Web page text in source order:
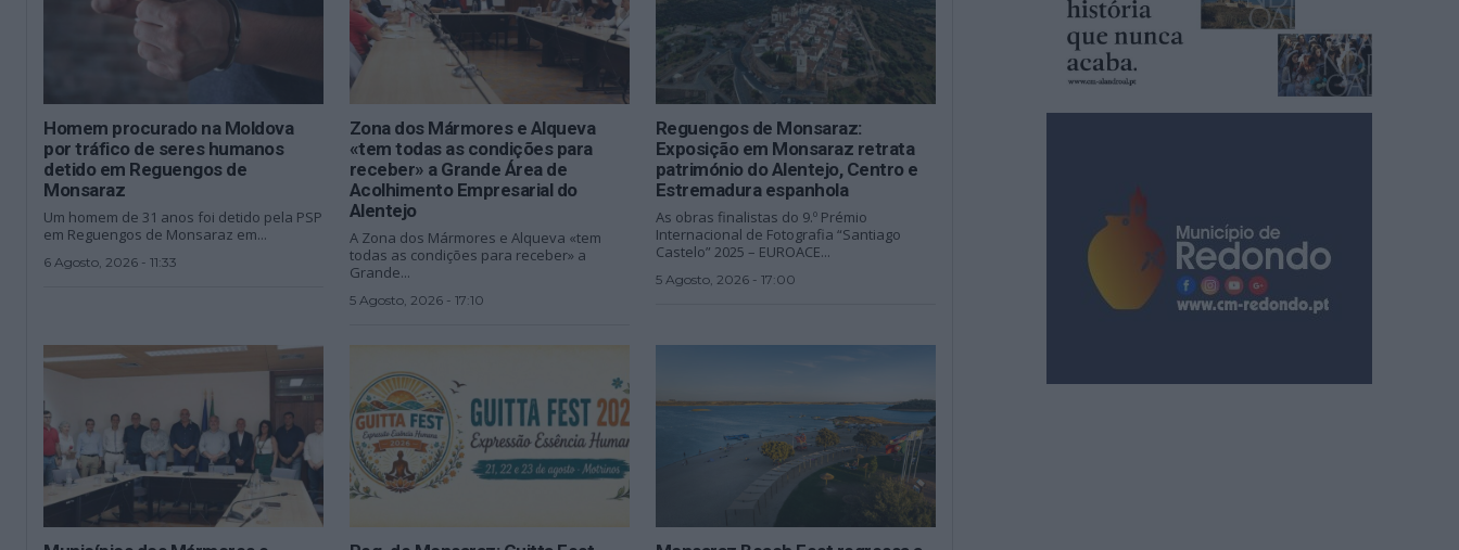
Homem procurado na Moldova
por tráfico de seres humanos
detido em Reguengos de
Monsaraz
Um homem de 31 anos foi detido pela PSP
em Reguengos de Monsaraz em...
6 Agosto, 2026 - 11:33
Zona dos Mármores e Alqueva
«tem todas as condições para
receber» a Grande Área de
Acolhimento Empresarial do
Alentejo
A Zona dos Mármores e Alqueva «tem
todas as condições para receber» a
Grande...
5 Agosto, 2026 - 17:10
Reguengos de Monsaraz:
Exposição em Monsaraz retrata
património do Alentejo, Centro e
Estremadura espanhola
As obras finalistas do 9.º Prémio
Internacional de Fotografia “Santiago
Castelo” 2025 – EUROACE...
5 Agosto, 2026 - 17:00